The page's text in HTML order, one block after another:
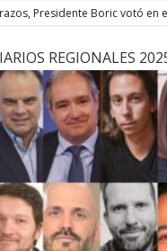
Presidente Boric votó en
REGIONALES